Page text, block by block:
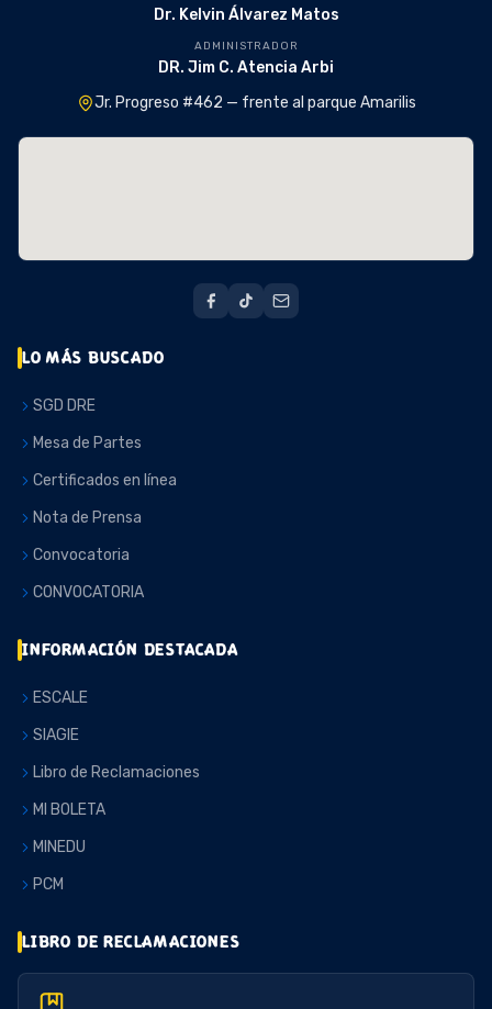
Dr. Kelvin Álvarez Matos
ADMINISTRADOR
DR. Jim C. Atencia Arbi
Jr. Progreso #462 — frente al parque Amarilis
LO MÁS BUSCADO
SGD DRE
Mesa de Partes
Certificados en línea
Nota de Prensa
Convocatoria
CONVOCATORIA
INFORMACIÓN DESTACADA
ESCALE
SIAGIE
Libro de Reclamaciones
MI BOLETA
MINEDU
PCM
LIBRO DE RECLAMACIONES